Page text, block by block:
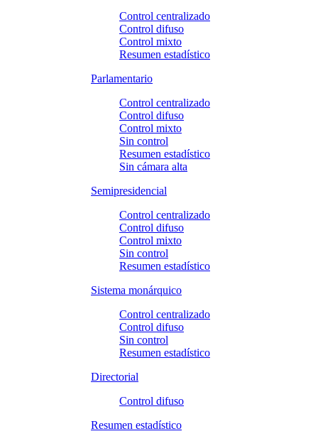
Control centralizado
Control difuso
Control mixto
Resumen estadístico
Parlamentario
Control centralizado
Control difuso
Control mixto
Sin control
Resumen estadístico
Sin cámara alta
Semipresidencial
Control centralizado
Control difuso
Control mixto
Sin control
Resumen estadístico
Sistema monárquico
Control centralizado
Control difuso
Sin control
Resumen estadístico
Directorial
Control difuso
Resumen estadístico